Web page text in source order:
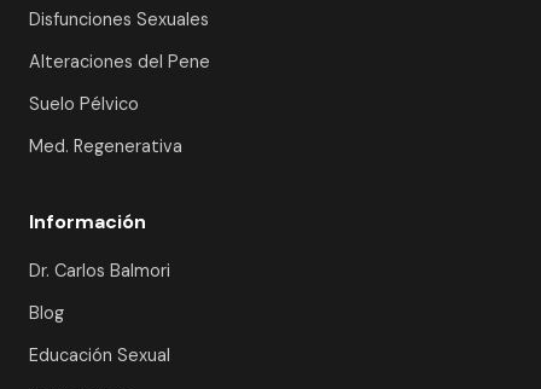
Disfunciones Sexuales
Alteraciones del Pene
Suelo Pélvico
Med. Regenerativa
Información
Dr. Carlos Balmori
Blog
Educación Sexual